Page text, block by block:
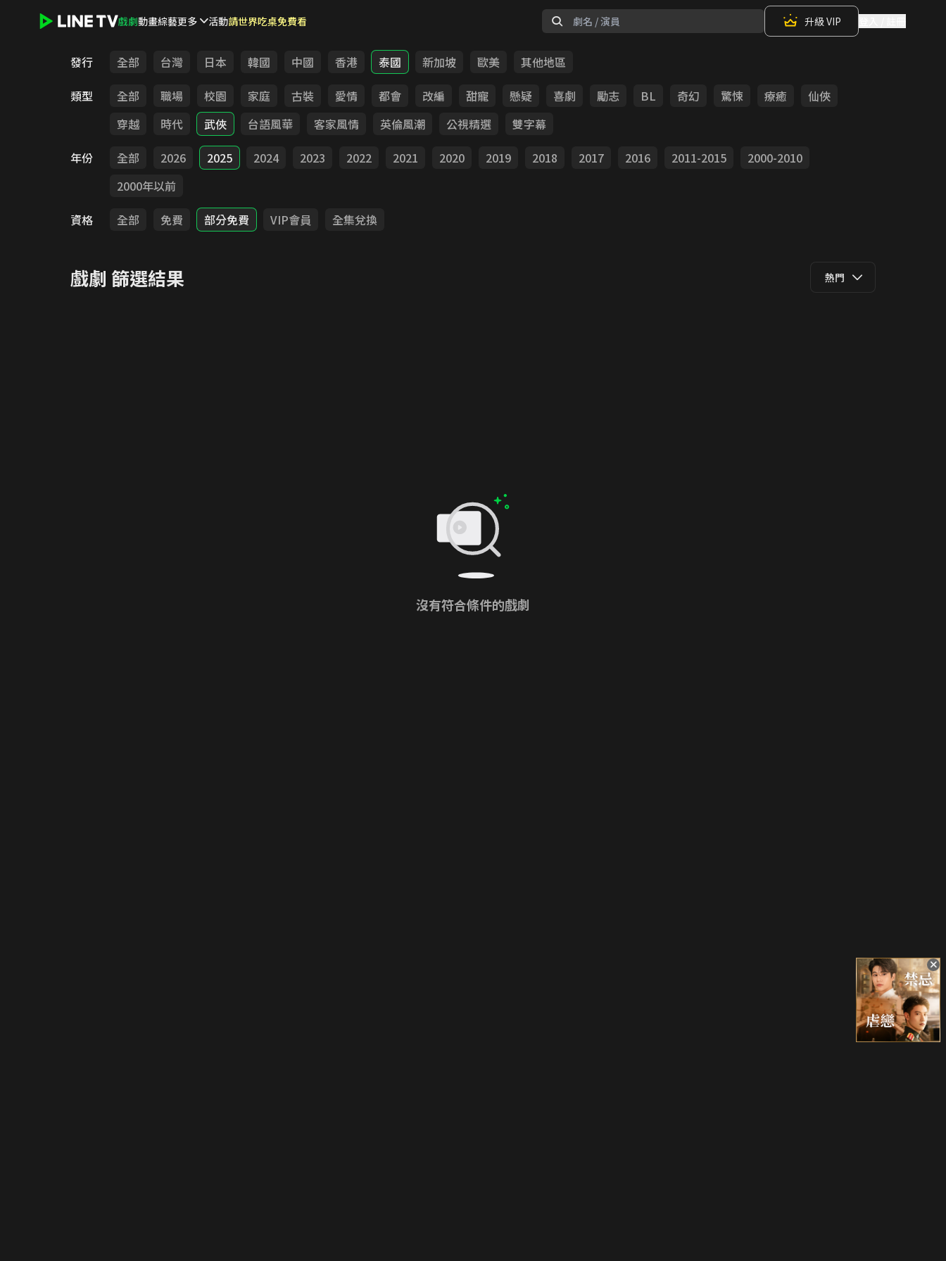
戲劇動畫綜藝更多 活動請世界吃桌免費看 升級 VIP
發行 全部 台灣 日本 韓國 中國 香港 泰國 新加坡 歐美
其他地區
類型
全部 職場 校園 家庭 古裝 愛情 都會 改編 甜寵 懸疑 喜劇 勵志 BL 奇幻 驚悚 療癒
仙俠
穿越
時代 武俠 台語風華 客家風情 英倫風潮 公視精選
雙字幕
年份
全部 2026 2025 2024 2023 2022 2021 2020 2019 2018 2017 2016 2011-2015
2000-2010
2000年以前
資格
全部 免費 部分免費 VIP會員 全集兌換
戲劇 篩選結果 熱門
沒有符合條件的戲劇